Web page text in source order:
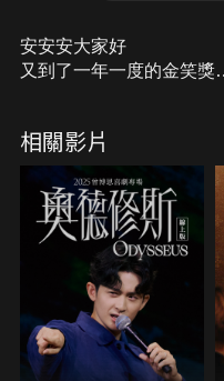
安安安大家好
又到了一年一度的金笑獎
相關影片